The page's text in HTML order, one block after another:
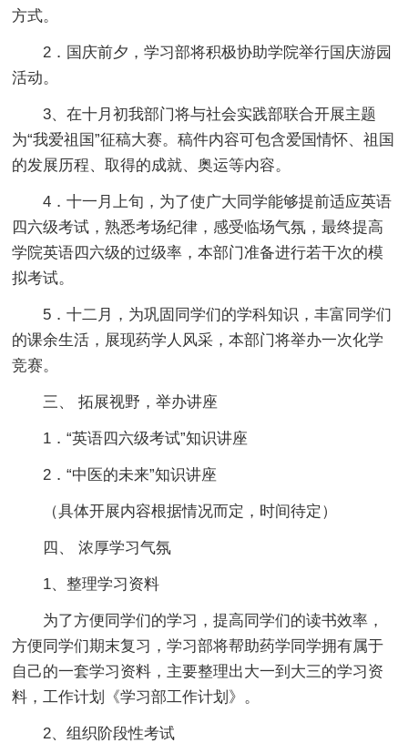
方式。
2．国庆前夕，学习部将积极协助学院举行国庆游园
活动。
3、在十月初我部门将与社会实践部联合开展主题
为“我爱祖国”征稿大赛。稿件内容可包含爱国情怀、祖国
的发展历程、取得的成就、奥运等内容。
4．十一月上旬，为了使广大同学能够提前适应英语
四六级考试，熟悉考场纪律，感受临场气氛，最终提高
学院英语四六级的过级率，本部门准备进行若干次的模
拟考试。
5．十二月，为巩固同学们的学科知识，丰富同学们
的课余生活，展现药学人风采，本部门将举办一次化学
竞赛。
三、 拓展视野，举办讲座
1．“英语四六级考试”知识讲座
2．“中医的未来”知识讲座
（具体开展内容根据情况而定，时间待定）
四、 浓厚学习气氛
1、整理学习资料
为了方便同学们的学习，提高同学们的读书效率，
方便同学们期末复习，学习部将帮助药学同学拥有属于
自己的一套学习资料，主要整理出大一到大三的学习资
料，工作计划《学习部工作计划》。
2、组织阶段性考试